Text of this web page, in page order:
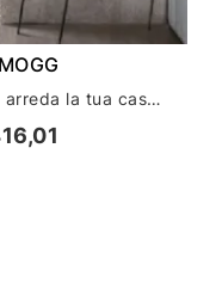
Scopri la libreria Mamà di Mogg: arreda la tua casa con stile ed eleganza